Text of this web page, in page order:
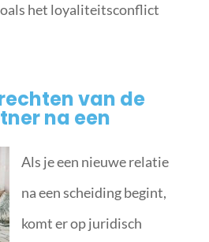
het loyaliteitsconflict
van de
na een
Als je een nieuwe relatie
na een scheiding begint,
komt er op juridisch